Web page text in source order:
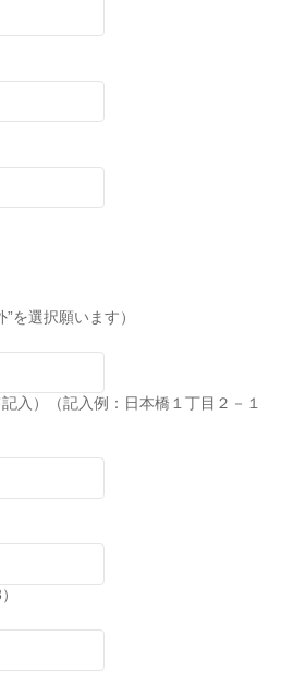
”を選択願います）
入）（記入例：日本橋１丁目２－１